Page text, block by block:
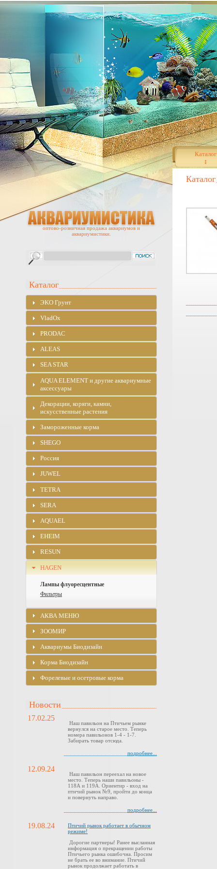
Каталог
Каталог
оптово-розничная продажа аквариумов и
аквариумистики.
Каталог
ЭKO Грунт
VladOx
PRODAC
ALEAS
SEA STAR
AQUA ELEMENT и другие аквариумные
аксессуары
Декорации, коряги, камни,
искусственные растения
Замороженные корма
SHEGO
Россия
JUWEL
TETRA
SERA
AQUAEL
EHEIM
RESUN
HAGEN
Лампы флуоресцентные
Фильтры
АКВА МЕНЮ
ЗООМИР
Аквариумы Биодизайн
Корма Биодизайн
Форелевые и осетровые корма
Новости
17.02.25
Наш павильон на Птичьем рынке
вернулся на старое место. Теперь
номера павильонов 1-4 - 1-7.
Забирать товар отсюда.
подробнее...
12.09.24
Наш павильон переехал на новое
место. Теперь наши павильоны -
118А и 119А. Ориентир - вход на
птичий рынок №9, пройти до конца
и повернуть направо.
подробнее...
19.08.24
Птичий рынок работает в обычном
режиме!
Дорогие партнеры! Ранее высланная
информация о прекращении работы
Птичьего рынка ошибочна. Просим
не брать ее во внимание. Птичий
рынок продолжает работать в